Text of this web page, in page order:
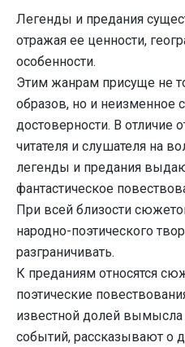
Легенды и предания
отражая ее ценности,
особенности.
Этим жанрам присуще не
образов, но и неизменное
достоверности. В отличие
читателя и слушателя на
легенды и предания
фантастическое
При всей близости
народно-поэтического
разграничивать.
К преданиям относятся
поэтические
известной долей
событий, рассказывают о